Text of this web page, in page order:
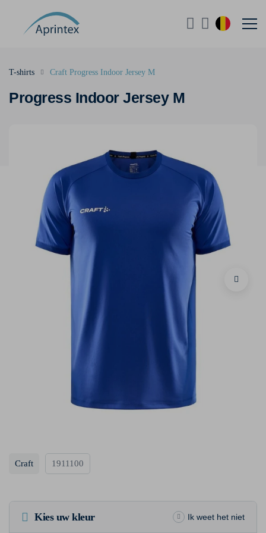
Progress Indoor Jersey M
T-shirts Craft Progress Indoor Jersey M
Craft 1911100
Kies uw kleur Ik weet het niet